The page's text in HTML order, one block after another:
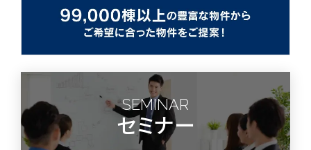
SEMINAR
セミナー